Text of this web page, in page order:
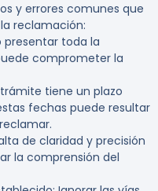
y errores comunes que
reclamación:
presentar toda la
comprometer la
tiene un plazo
fechas puede resultar
de claridad y precisión
la comprensión del